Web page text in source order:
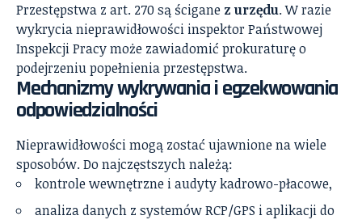
Przestępstwa z art. 270 są ścigane z urzędu. W razie
wykrycia nieprawidłowości inspektor Państwowej
Inspekcji Pracy może zawiadomić prokuraturę o
podejrzeniu popełnienia przestępstwa.
Mechanizmy wykrywania i egzekwowania
odpowiedzialności
Nieprawidłowości mogą zostać ujawnione na wiele
sposobów. Do najczęstszych należą:
kontrole wewnętrzne i audyty kadrowo-płacowe,
analiza danych z systemów RCP/GPS i aplikacji do